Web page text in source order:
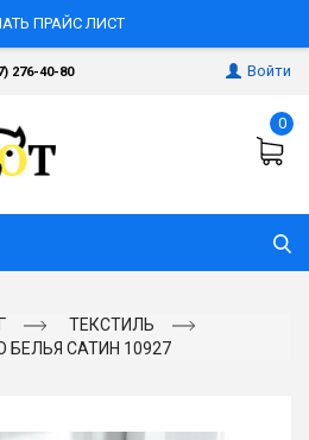
ПРАЙС ЛИСТ
276-40-80 Войти
0
ТЕКСТИЛЬ
САТИН 10927